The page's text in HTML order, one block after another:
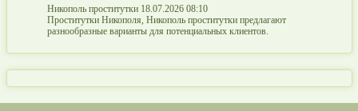
Никополь проститутки 18.07.2026 08:10
Проститутки Никополя, Никополь проститутки предлагают
разнообразные варианты для потенциальных клиентов.